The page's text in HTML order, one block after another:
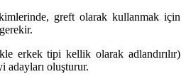
greft olarak kullanmak için
erkek tipi kellik olarak adlandırılır)
adayları oluşturur.